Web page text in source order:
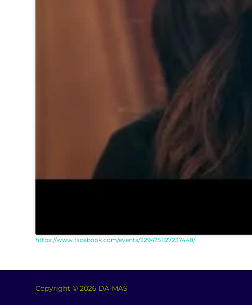
https://www.facebook.com/events/2294751127237448/
Copyright © 2026 DA-MAS